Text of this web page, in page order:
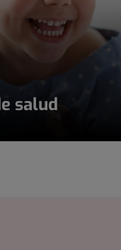
salud